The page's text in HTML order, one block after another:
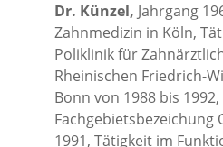
Dr. Künzel, Jahrgang
Zahnmedizin in Köln,
Poliklinik für
Rheinischen Friedrich-
Bonn von 1988 bis 1992,
Fachgebietsbezeichung
1991, Tätigkeit im